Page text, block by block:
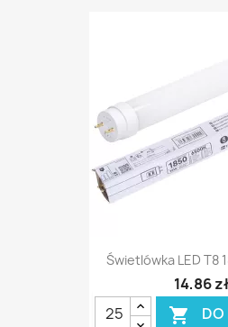
Świetlówka LED T8
14,86
 DO